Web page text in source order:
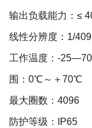
输出负载能力：≤
线性分辨度：1/
工作温度：-
围：0℃～＋70℃
最大圈数：4096
防护等级：IP65